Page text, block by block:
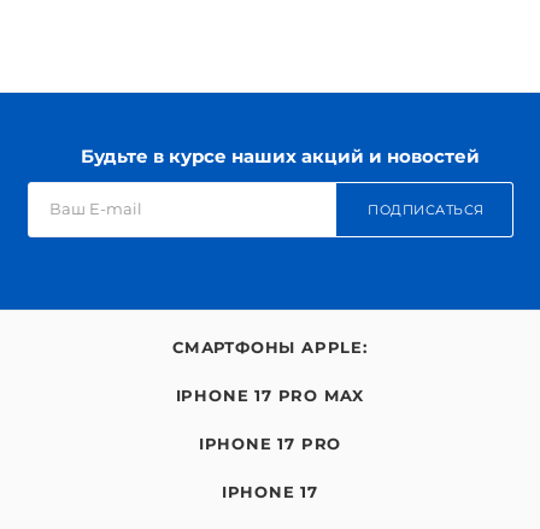
Будьте в курсе наших акций и новостей
ПОДПИСАТЬСЯ
СМАРТФОНЫ APPLE:
IPHONE 17 PRO MAX
IPHONE 17 PRO
IPHONE 17